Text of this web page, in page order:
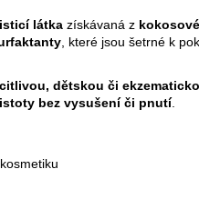
látka získávaná z
, které jsou šetrné k
citlivou, dětskou či
bez vysušení či pnutí.